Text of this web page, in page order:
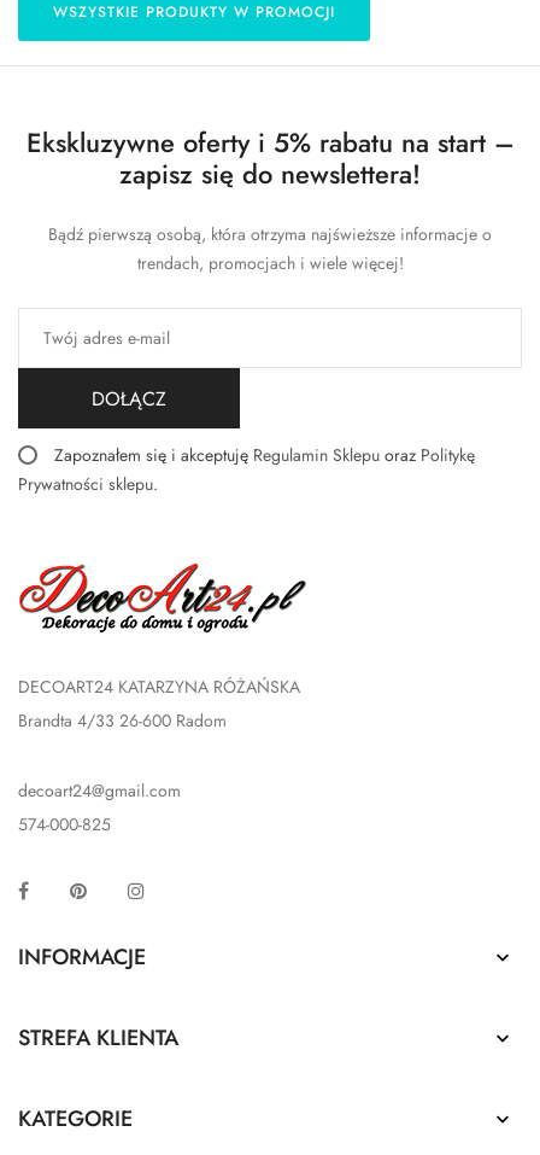
WSZYSTKIE PRODUKTY W PROMOCJI
Ekskluzywne oferty i 5% rabatu na start –
zapisz się do newslettera!
Bądź pierwszą osobą, która otrzyma najświeższe informacje o
trendach, promocjach i wiele więcej!
DOŁĄCZ
Zapoznałem się i akceptuję Regulamin Sklepu oraz Politykę
Prywatności sklepu.
DECOART24 KATARZYNA RÓŻAŃSKA
Brandta 4/33 26-600 Radom
decoart24@gmail.com
574-000-825
Facebook Pinterest
INFORMACJE 
STREFA KLIENTA 
KATEGORIE 